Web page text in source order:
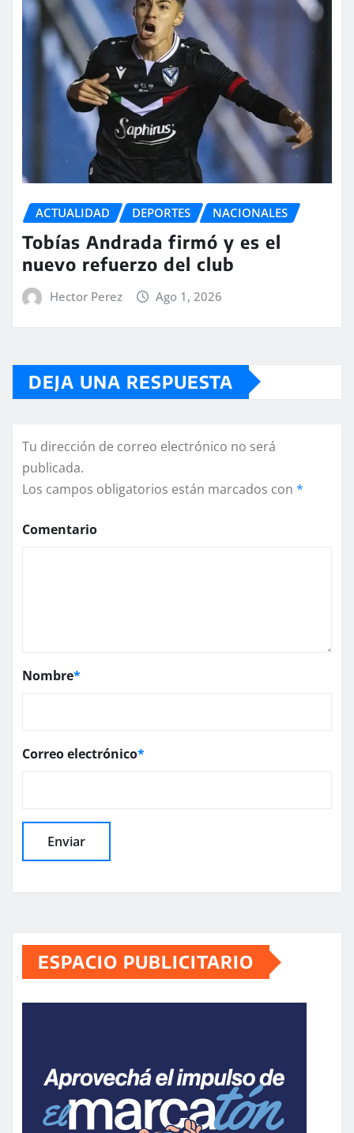
ACTUALIDAD DEPORTES NACIONALES
Tobías Andrada firmó y es el
nuevo refuerzo del club
Hector Perez Ago 1, 2026
DEJA UNA RESPUESTA
Tu dirección de correo electrónico no será
publicada.
Los campos obligatorios están marcados con *
Comentario
Nombre*
Correo electrónico*
ESPACIO PUBLICITARIO